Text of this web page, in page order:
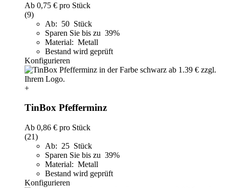
Ab 0,75 € pro Stück
(9)
Ab: 50 Stück
Sparen Sie bis zu 39%
Material: Metall
Bestand wird geprüft
Konfigurieren
+
TinBox Pfefferminz
Ab 0,86 € pro Stück
(21)
Ab: 25 Stück
Sparen Sie bis zu 39%
Material: Metall
Bestand wird geprüft
Konfigurieren